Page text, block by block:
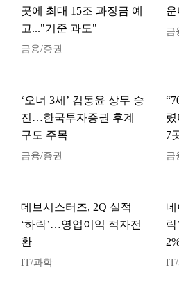
곳에 최대 15조 과징금 예
고..."기준 과도"
금융/증권
운
금
‘오너 3세’ 김동윤 상무 승
진…한국투자증권 후계
구도 주목
금융/증권
7
금
데브시스터즈, 2Q 실적
‘하락’…영업이익 적자전
환
IT/과학